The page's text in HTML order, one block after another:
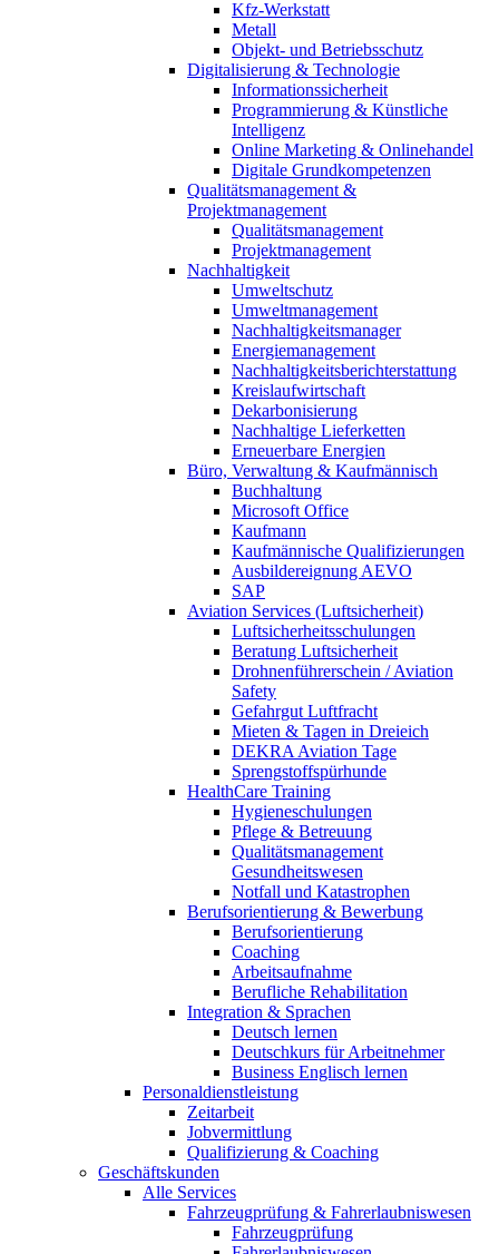
Kfz-Werkstatt
Metall
Objekt- und Betriebsschutz
Digitalisierung & Technologie
Informationssicherheit
Programmierung & Künstliche
Intelligenz
Online Marketing & Onlinehandel
Digitale Grundkompetenzen
Qualitätsmanagement &
Projektmanagement
Qualitätsmanagement
Projektmanagement
Nachhaltigkeit
Umweltschutz
Umweltmanagement
Nachhaltigkeitsmanager
Energiemanagement
Nachhaltigkeitsberichterstattung
Kreislaufwirtschaft
Dekarbonisierung
Nachhaltige Lieferketten
Erneuerbare Energien
Büro, Verwaltung & Kaufmännisch
Buchhaltung
Microsoft Office
Kaufmann
Kaufmännische Qualifizierungen
Ausbildereignung AEVO
SAP
Aviation Services (Luftsicherheit)
Luftsicherheitsschulungen
Beratung Luftsicherheit
Drohnenführerschein / Aviation
Safety
Gefahrgut Luftfracht
Mieten & Tagen in Dreieich
DEKRA Aviation Tage
Sprengstoffspürhunde
HealthCare Training
Hygieneschulungen
Pflege & Betreuung
Qualitätsmanagement
Gesundheitswesen
Notfall und Katastrophen
Berufsorientierung & Bewerbung
Berufsorientierung
Coaching
Arbeitsaufnahme
Berufliche Rehabilitation
Integration & Sprachen
Deutsch lernen
Deutschkurs für Arbeitnehmer
Business Englisch lernen
Personaldienstleistung
Zeitarbeit
Jobvermittlung
Qualifizierung & Coaching
Geschäftskunden
Alle Services
Fahrzeugprüfung & Fahrerlaubniswesen
Fahrzeugprüfung